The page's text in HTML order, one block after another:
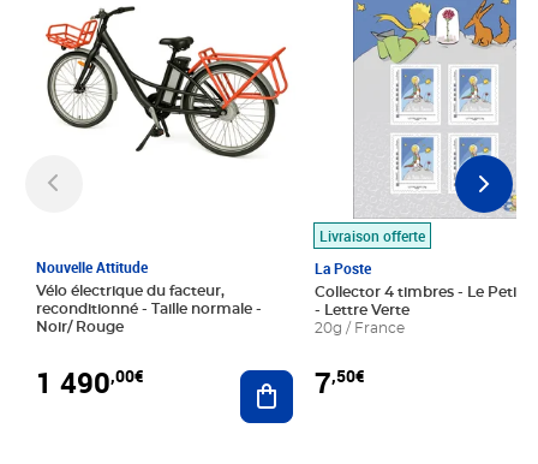
Nouvelle Attitude
Vélo électrique du facteur,
reconditionné - Taille normale -
Noir/ Rouge
1 490,00€ Ajouter au panier
Livraison offerte
La Poste
Collector 4 timbres - Le Petit
- Lettre Verte
20g / France
7,50€